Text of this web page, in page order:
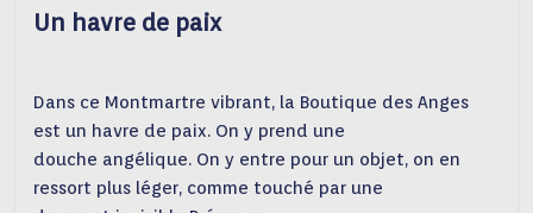
Un havre de paix
Dans ce Montmartre vibrant, la Boutique des Anges
est un havre de paix. On y prend une
douche angélique. On y entre pour un objet, on en
ressort plus léger, comme touché par une